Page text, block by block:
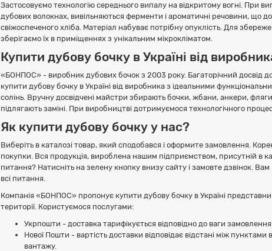
Застосовуємо технологію середнього випалу на відкритому вогні. При
дубових волокнах, вивільняються ферменти і ароматичні речовини, що
свіжоспеченого хліба. Матеріал набуває потрібну опуклість. Для
зберігаємо їх в приміщеннях з унікальним мікрокліматом.
Купити дубову бочку в Україні від
«БОНПОС» - виробник дубових бочок з 2003 року. Багаторічний досвід
купити дубову бочку в Україні від виробника з ідеальними
солінь. Вручну досвідчені майстри збирають бочки, жбани, анкери,
підлягають заміні. При виробництві дотримуємося технологічного
Як купити дубову бочку у нас?
Виберіть в каталозі товар, який сподобався і оформите замовлення.
покупки. Вся продукція, вироблена нашим підприємством, присутній в
питання? Натисніть на зелену кнопку внизу сайту і замовте дзвінок.
всі питання.
Компанія «БОНПОС» пропонує купити дубову бочку в Україні
території. Користуємося послугами:
Укрпошти - доставка тарифікується відповідно до ваги
Нової Пошти - вартість доставки відповідає відстані між
вантажу.